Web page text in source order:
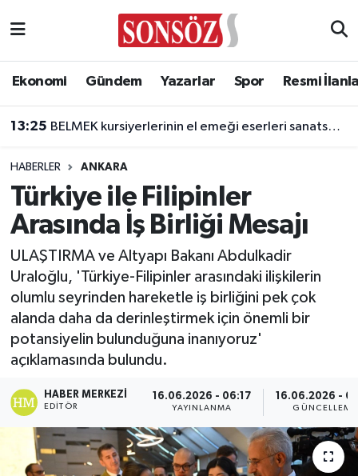
Ekonomi Gündem Yazarlar Spor Resmi
13:25 BELMEK kursiyerlerinin el emeği eserleri sanatseverlerle buluşuyor
HABERLER ANKARA
Türkiye ile Filipinler
Arasında İş Birliği Mesajı
ULAŞTIRMA ve Altyapı Bakanı Abdulkadir
Uraloğlu, 'Türkiye-Filipinler arasındaki ilişkilerin
olumlu seyrinden hareketle iş birliğini pek çok
alanda daha da derinleştirmek için önemli bir
potansiyelin bulunduğuna inanıyoruz'
açıklamasında bulundu.
HABER MERKEZI
EDITÖR
16.06.2026 - 06:17
YAYINLANMA
16.06.2026 -
GÜNCELLEME
Asayiş
Biyografi
Çevre
Diğer
Dünya
Eğitim
Ekonomi
Eleman
Emlak
Ankara Nöbetçi Eczaneler
Ankara Trafik Yoğunluk Haritası
Süper Lig Puan Durumu ve Fikstür
Tüm Manşetler
Son Dakika Haberleri
Haber Arşivi